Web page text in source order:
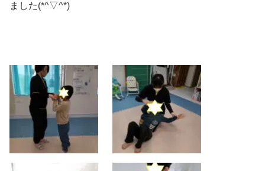
ました(*^▽^*)